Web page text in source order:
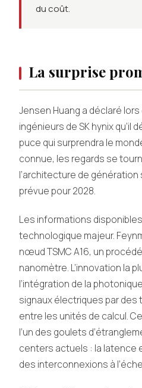
du coût.
La surprise
Jensen Huang a déclaré
ingénieurs de SK hynix qu’il
puce qui surprendra le
connue, les regards se
l’architecture de
prévue pour 2028.
Les informations
technologique majeur.
nœud TSMC A16, un
nanomètre. L’innovation la
l’intégration de la
signaux électriques par
entre les unités de calcul.
l’un des goulets
centers actuels : la latence
des interconnexions à